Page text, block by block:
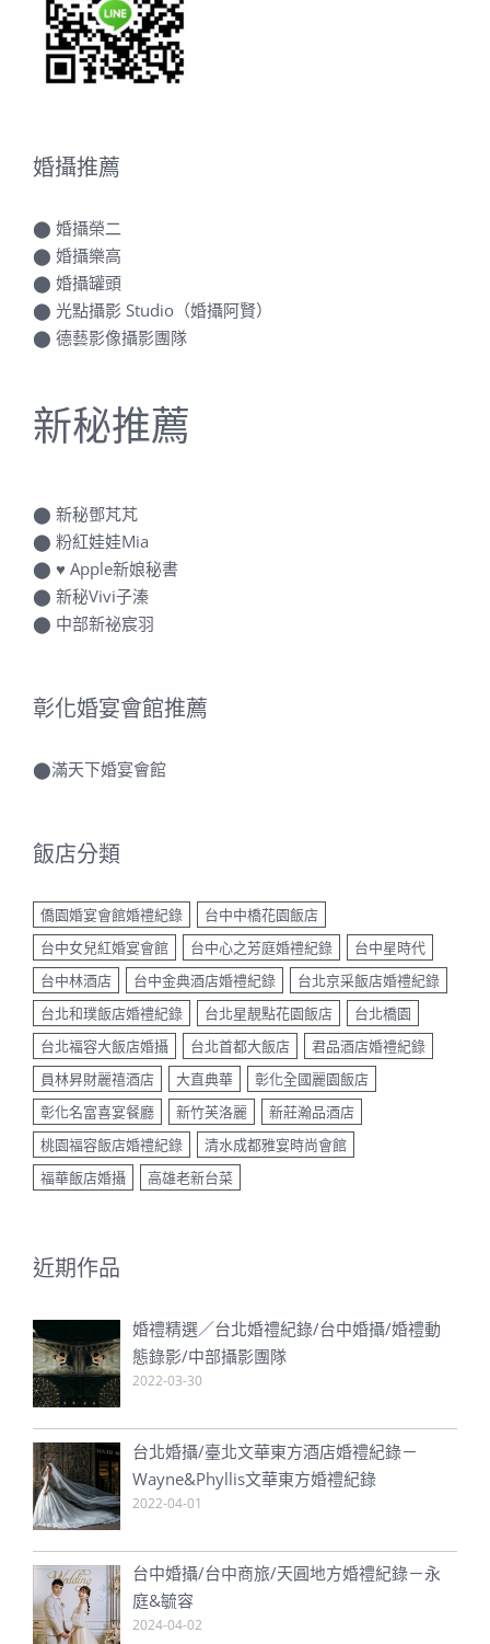
婚攝推薦
⬤ 婚攝榮二
⬤ 婚攝樂高
⬤ 婚攝罐頭
⬤ 光點攝影 Studio（婚攝阿賢）
⬤ 德藝影像攝影團隊
新秘推薦
⬤ 新秘鄧芃芃
⬤ 粉紅娃娃Mia
⬤ ♥ Apple新娘秘書
⬤ 新秘Vivi子溱
⬤ 中部新祕宸羽
彰化婚宴會館推薦
⬤滿天下婚宴會館
飯店分類
僑園婚宴會館婚禮紀錄
台中中橋花園飯店
台中女兒紅婚宴會館
台中心之芳庭婚禮紀錄
台中星時代
台中林酒店
台中金典酒店婚禮紀錄
台北京采飯店婚禮紀錄
台北和璞飯店婚禮紀錄
台北星靚點花園飯店
台北橋園
台北福容大飯店婚攝
台北首都大飯店
君品酒店婚禮紀錄
員林昇財麗禧酒店
大直典華
彰化全國麗園飯店
彰化名富喜宴餐廳
新竹芙洛麗
新莊瀚品酒店
桃園福容飯店婚禮紀錄
清水成都雅宴時尚會館
福華飯店婚攝
高雄老新台菜
近期作品
婚禮精選／台北婚禮紀錄/台中婚攝/婚禮動
態錄影/中部攝影團隊
2022-03-30
台北婚攝/臺北文華東方酒店婚禮紀錄－
Wayne&Phyllis文華東方婚禮紀錄
2022-04-01
台中婚攝/台中商旅/天圓地方婚禮紀錄－永
庭&毓容
2024-04-02